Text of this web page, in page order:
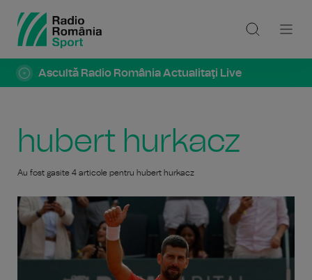
Ascultă Radio România Actualitaţi Live
hubert hurkacz
Au fost gasite 4 articole pentru hubert hurkacz